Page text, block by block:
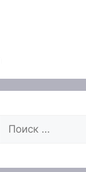
Поиск: